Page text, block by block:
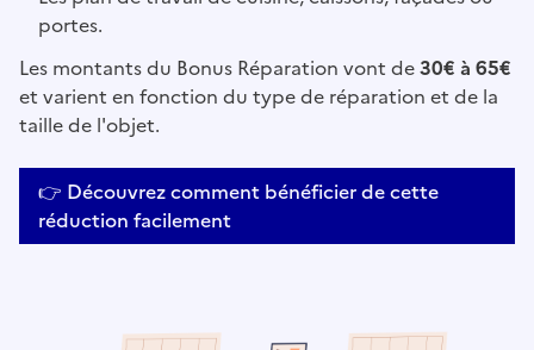
portes.
Les montants du Bonus Réparation vont de30€ à 65€
et varient en fonction du type de réparation et de la
taille de l'objet.
👉 Découvrez comment bénéficier de cette
réduction facilement